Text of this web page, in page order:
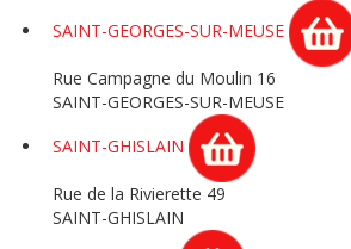
SAINT-GEORGES-SUR-MEUSE
Rue Campagne du Moulin 16
SAINT-GEORGES-SUR-MEUSE
SAINT-GHISLAIN
Rue de la Rivierette 49
SAINT-GHISLAIN